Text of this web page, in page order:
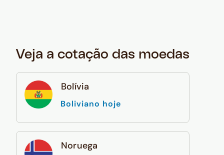
Veja a cotação das moedas
Bolívia
Boliviano hoje
Noruega